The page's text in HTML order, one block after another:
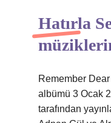
Hatırla
Remember
albümü 3 Ocak
tarafından